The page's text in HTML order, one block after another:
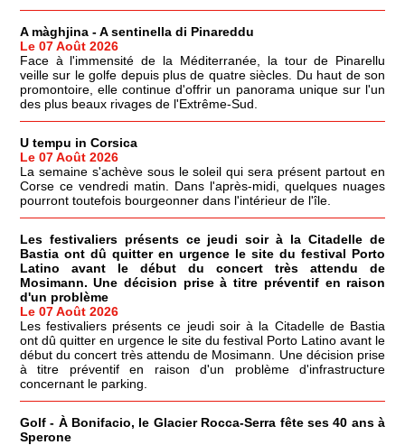
A màghjina - A sentinella di Pinareddu
Le 07 Août 2026
Face à l'immensité de la Méditerranée, la tour de Pinarellu
veille sur le golfe depuis plus de quatre siècles. Du haut de son
promontoire, elle continue d'offrir un panorama unique sur l'un
des plus beaux rivages de l'Extrême-Sud.
U tempu in Corsica
Le 07 Août 2026
La semaine s'achève sous le soleil qui sera présent partout en
Corse ce vendredi matin. Dans l'après-midi, quelques nuages
pourront toutefois bourgeonner dans l'intérieur de l'île.
Les festivaliers présents ce jeudi soir à la Citadelle de
Bastia ont dû quitter en urgence le site du festival Porto
Latino avant le début du concert très attendu de
Mosimann. Une décision prise à titre préventif en raison
d'un problème
Le 07 Août 2026
Les festivaliers présents ce jeudi soir à la Citadelle de Bastia
ont dû quitter en urgence le site du festival Porto Latino avant le
début du concert très attendu de Mosimann. Une décision prise
à titre préventif en raison d'un problème d'infrastructure
concernant le parking.
Golf - À Bonifacio, le Glacier Rocca-Serra fête ses 40 ans à
Sperone